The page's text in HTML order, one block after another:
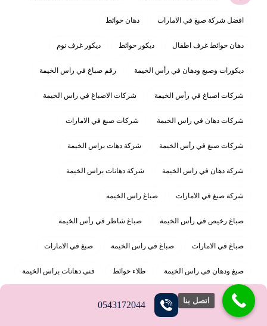
افضل شركة صبغ في الامارات دهان حوائط
دهان حوائط غرف اطفال ديكور حوائط ديكور غرف نوم
ديكورات وصبغ ودهان في رأس الخيمة رقم صباغ في راس الخيمة
شركات اصباغ في رأس الخيمة شركات الاصباغ في راس الخيمة
شركات دهان في راس الخيمة شركات صبغ في الامارات
شركات صبغ في رأس الخيمة شركة دهات براس الخيمة
شركة دهان في راس الخيمة شركة دهانات براس الخيمة
شركة صبغ في الامارات صباغ راس الخيمه
صباغ رخيص في رأس الخيمة صباغ شاطر في رأس الخيمة
صباغ في الامارات صباغ في راس الخيمة صبغ في الامارات
صبغ ودهان في راس الخيمة طلاء حوائط فني دهانات براس الخيمة
فني دهانات راس الخيمة فني صباغ في رأس الخيمة
فني صباغ في راس الخيمة
0543172044 اتصل بنا